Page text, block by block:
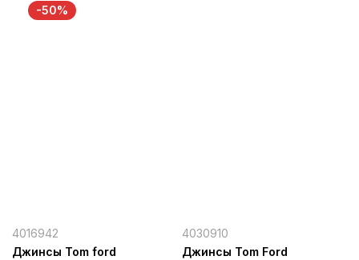
-50%
4016942
Джинсы Tom ford
4030910
Джинсы Tom Ford